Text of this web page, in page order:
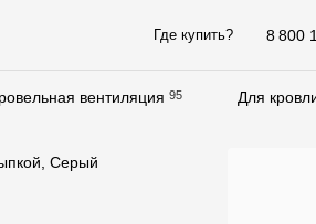
8 800
Где купить?
вентиляция 95 Для
Серый